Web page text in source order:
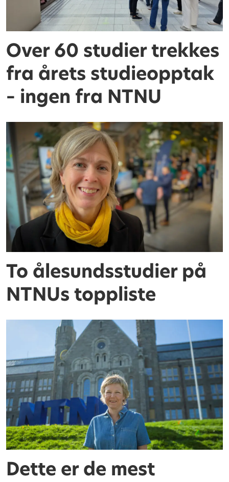
Over 60 studier trekkes
fra årets studieopptak
– ingen fra NTNU
To ålesundsstudier på
NTNUs toppliste
Dette er de mest